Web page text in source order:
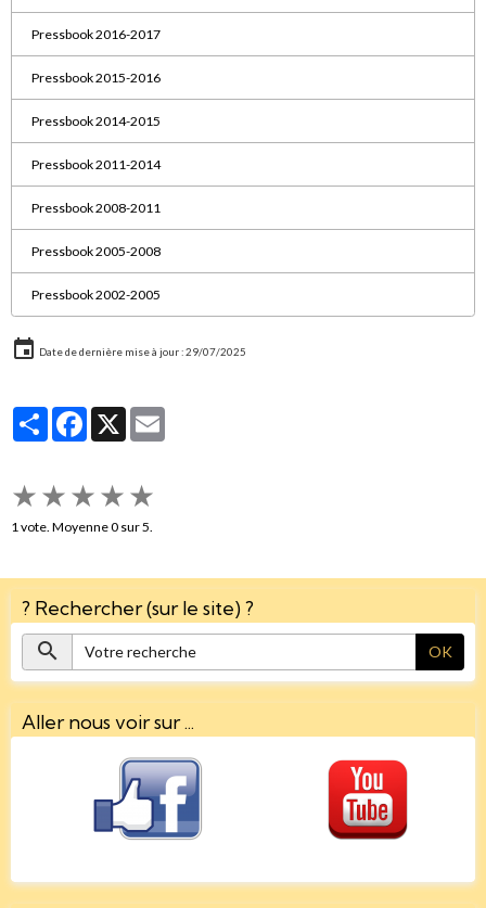
Pressbook 2016-2017
Pressbook 2015-2016
Pressbook 2014-2015
Pressbook 2011-2014
Pressbook 2008-2011
Pressbook 2005-2008
Pressbook 2002-2005
Date de dernière mise à jour : 29/07/2025
PartagerFacebook
X
★★★★★
1vote. Moyenne0 sur 5.
? Rechercher (sur le site) ?
OK
Aller nous voir sur ...